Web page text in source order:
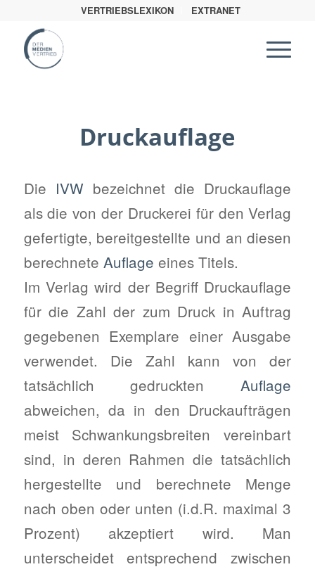
VERTRIEBSLEXIKON EXTRANET
Druckauflage
Die IVW bezeichnet die Druckauflage
als die von der Druckerei für den Verlag
gefertigte, bereitgestellte und an diesen
berechnete Auflage eines Titels.
Im Verlag wird der Begriff Druckauflage
für die Zahl der zum Druck in Auftrag
gegebenen Exemplare einer Ausgabe
verwendet. Die Zahl kann von der
tatsächlich gedruckten Auflage
abweichen, da in den Druckaufträgen
meist Schwankungsbreiten vereinbart
sind, in deren Rahmen die tatsächlich
hergestellte und berechnete Menge
nach oben oder unten (i.d.R. maximal 3
Prozent) akzeptiert wird. Man
unterscheidet entsprechend zwischen